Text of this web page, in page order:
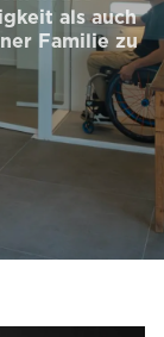
als auch
Familie zu